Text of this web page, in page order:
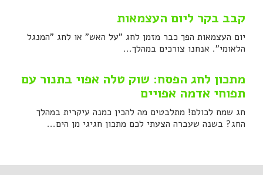
קבב בקר ליום העצמאות
יום העצמאות הפך כבר מזמן לחג "על האש" או לחג "המנגל
הלאומי". אנחנו צורכים במהלך...
מתכון לחג הפסח: שוק טלה אפוי בתנור עם
תפוחי אדמה אפויים
חג שמח לכולם! מתלבטים מה להכין כמנה עיקרית במהלך
החג? בשנה שעברה הצעתי לכם מתכון חגיגי מן הים...